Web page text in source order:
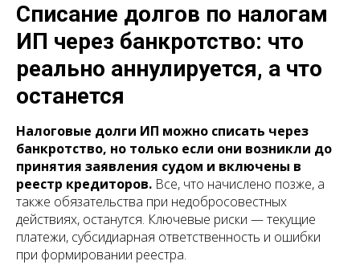
Списание долгов по налогам
ИП через банкротство: что
реально аннулируется, а что
останется
Налоговые долги ИП можно списать через
банкротство, но только если они возникли до
принятия заявления судом и включены в
реестр кредиторов. Все, что начислено позже, а
также обязательства при недобросовестных
действиях, останутся. Ключевые риски — текущие
платежи, субсидиарная ответственность и ошибки
при формировании реестра.